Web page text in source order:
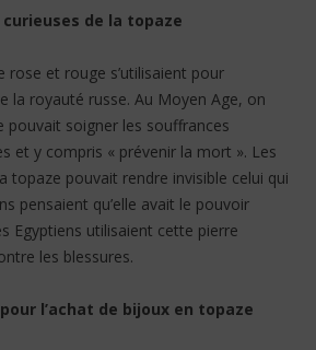
de la topaze
rose et rouge s’utilisaient pour
la royauté russe. Au Moyen Age, on
pouvait soigner les souffrances
et y compris « prévenir la mort ». Les
topaze pouvait rendre invisible celui qui
pensaient qu’elle avait le pouvoir
Egyptiens utilisaient cette pierre
les blessures.
l’achat de bijoux en topaze